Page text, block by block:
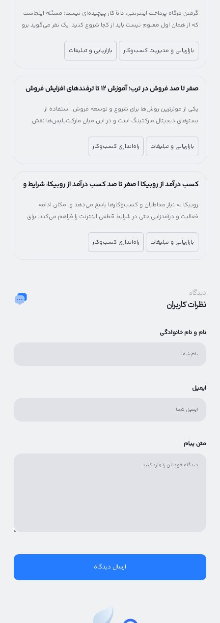
گرفتن درگاه پرداخت اینترنتی، ذاتاً کار پیچیده‌ای نیست؛ مسئله اینجاست
که از همان اول معلوم نیست باید از کجا شروع کنید. یک نفر می‌گوید برو
اول اینماد بگیر، یکی می‌گوید اصلاً لازم نیست. آخرش هم می‌مانید بین
چند راه، بدون اینکه بدانید کدام انتخاب درست‌تری است.
بازاریابی و مدیریت کسب‌وکار بازاریابی و تبلیغات
صفر تا صد فروش در ترب؛ آموزش ۱۲ تا ترفندهای افزایش فروش
یکی از موثرترین روش‌ها برای شروع و توسعه فروش، استفاده از
بسترهای دیجیتال مارکتینگ است و در این میان مارکت‌پلیس‌ها نقش
بازاریابی و تبلیغات
راه‌اندازی کسب‌وکار
کسب درآمد از روبیکا | صفر تا صد کسب درآمد از روبیکا، شرایط و
روبیکا به نیاز مخاطبان و کسب‌وکارها پاسخ می‌دهد و امکان ادامه
فعالیت و درآمدزایی حتی در شرایط قطعی اینترنت را فراهم می‌کند. برای
ارتباط با مشتریان خواهد بود.
بازاریابی و تبلیغات راه‌اندازی کسب‌وکار
دیدگاه
نظرات کاربران
نام و نام خانوادگی
ایمیل
متن پیام